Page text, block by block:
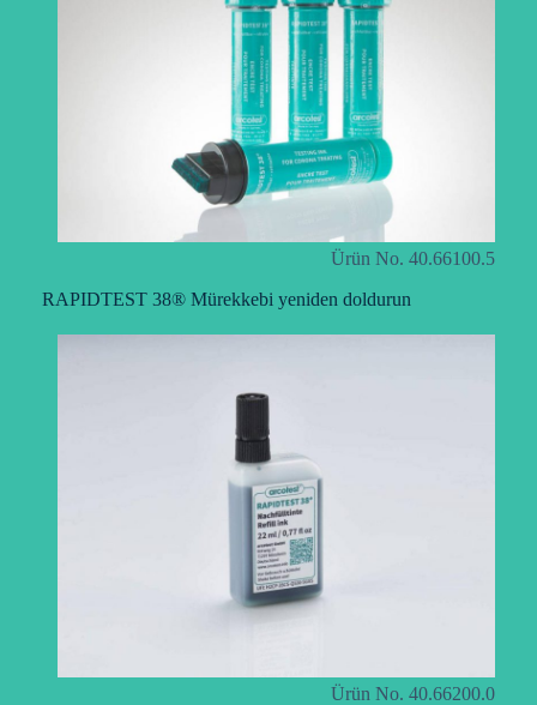
Ürün No. 40.66100.5
RAPIDTEST 38® Mürekkebi yeniden doldurun
Ürün No. 40.66200.0